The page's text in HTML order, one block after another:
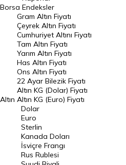
Dünya Borsaları
Raporlar
Endeksler
DÖVİZ
Döviz Kuru
Dolar Kuru
Euro Kuru
Pound Kuru
Frank Kuru
Riyal Kuru
Borsa Endeksler
Altın
Gram Altın Fiyatı
Çeyrek Altın Fiyatı
Cumhuriyet Altını Fiyatı
Tam Altın Fiyatı
Yarım Altın Fiyatı
Has Altın Fiyatı
Ons Altın Fiyatı
22 Ayar Bilezik Fiyatı
Altın KG (Dolar) Fiyatı
Altın KG (Euro) Fiyatı
Dolar
Euro
Sterlin
Kanada Doları
İsviçre Frangı
Rus Rublesi